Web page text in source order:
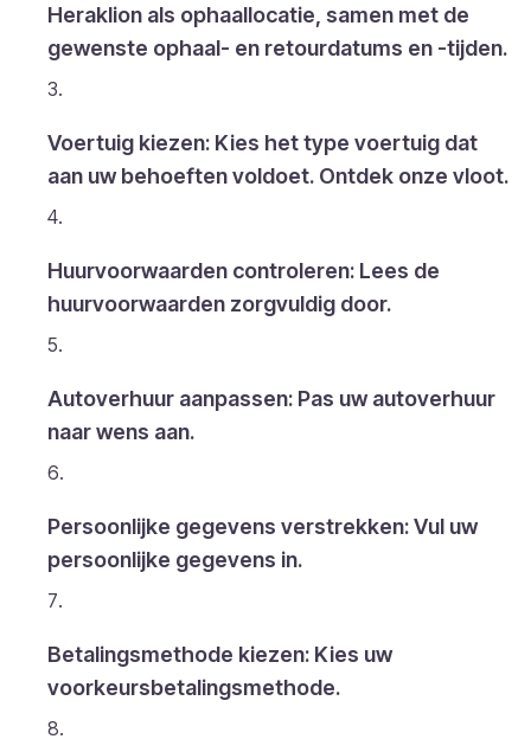
Heraklion als ophaallocatie, samen met de
gewenste ophaal- en retourdatums en -tijden.
Voertuig kiezen: Kies het type voertuig dat
aan uw behoeften voldoet. Ontdek onze vloot.
Huurvoorwaarden controleren: Lees de
huurvoorwaarden zorgvuldig door.
Autoverhuur aanpassen: Pas uw autoverhuur
naar wens aan.
Persoonlijke gegevens verstrekken: Vul uw
persoonlijke gegevens in.
Betalingsmethode kiezen: Kies uw
voorkeursbetalingsmethode.